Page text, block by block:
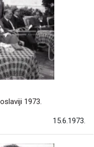
1973.
15.6.1973.